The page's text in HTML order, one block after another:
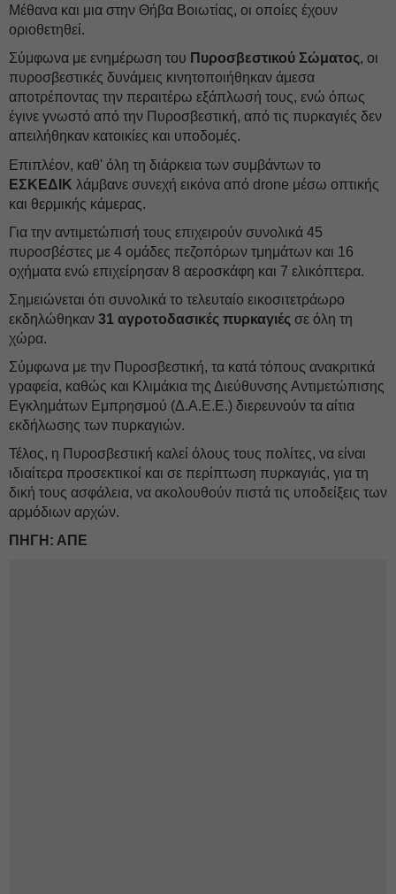
Μέθανα και μια στην Θήβα Βοιωτίας, οι οποίες έχουν
οριοθετηθεί.
Σύμφωνα με ενημέρωση του Πυροσβεστικού Σώματος, οι
πυροσβεστικές δυνάμεις κινητοποιήθηκαν άμεσα
αποτρέποντας την περαιτέρω εξάπλωσή τους, ενώ όπως
έγινε γνωστό από την Πυροσβεστική, από τις πυρκαγιές δεν
απειλήθηκαν κατοικίες και υποδομές. ‎
Επιπλέον, καθ' όλη τη διάρκεια των συμβάντων το
ΕΣΚΕΔΙΚ λάμβανε συνεχή εικόνα από drone μέσω οπτικής
και θερμικής κάμερας.
Για την αντιμετώπισή τους επιχειρούν συνολικά 45
πυροσβέστες με 4 ομάδες πεζοπόρων τμημάτων και 16
οχήματα ενώ επιχείρησαν 8 αεροσκάφη και 7 ελικόπτερα.
Σημειώνεται ότι συνολικά το τελευταίο εικοσιτετράωρο
εκδηλώθηκαν 31 αγροτοδασικές πυρκαγιές σε όλη τη
χώρα.
Σύμφωνα με την Πυροσβεστική, τα κατά τόπους ανακριτικά
γραφεία, καθώς και Κλιμάκια της Διεύθυνσης Αντιμετώπισης
Εγκλημάτων Εμπρησμού (Δ.Α.Ε.Ε.) διερευνούν τα αίτια
εκδήλωσης των πυρκαγιών.
Τέλος, η Πυροσβεστική καλεί όλους τους πολίτες, να είναι
ιδιαίτερα προσεκτικοί και σε περίπτωση πυρκαγιάς, για τη
δική τους ασφάλεια, να ακολουθούν πιστά τις υποδείξεις των
αρμόδιων αρχών.
ΠΗΓΗ: ΑΠΕ